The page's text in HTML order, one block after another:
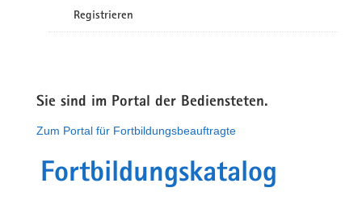
Registrieren
Sie sind im Portal der Bediensteten.
Zum Portal für Fortbildungsbeauftragte
Fortbildungskatalog